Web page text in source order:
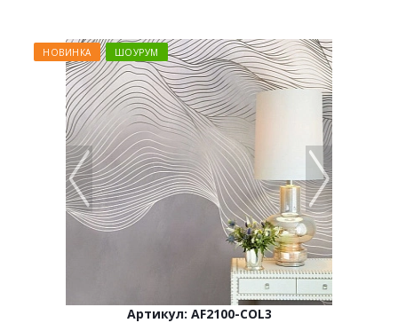
НОВИНКА ШОУРУМ
Артикул: AF2100-COL3